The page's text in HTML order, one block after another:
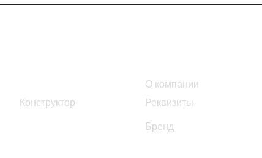
Конструктор
О компании
Реквизиты
Бренд